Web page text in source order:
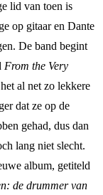
lid van toen is
op gitaar en Dante
De band begint
From the Very
al net zo lekkere
dat ze op de
gehad, dus dan
lang niet slecht.
album, getiteld
de drummer van